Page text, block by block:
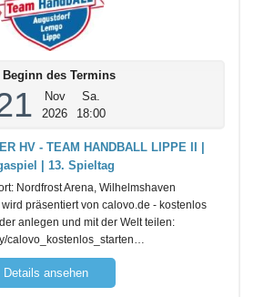
Beginn des Termins
Nov
2026
Sa.
18:00
HV - TEAM HANDBALL LIPPE II |
| 13. Spieltag
Nordfrost Arena, Wilhelmshaven
präsentiert von calovo.de - kostenlos
anlegen und mit der Welt teilen:
calovo_kostenlos_starten…
Details ansehen